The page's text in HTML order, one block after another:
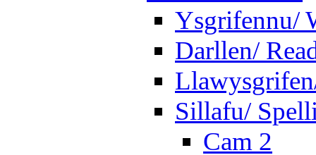
Ysgrifennu/
Darllen/
Sillafu/
Cam 2